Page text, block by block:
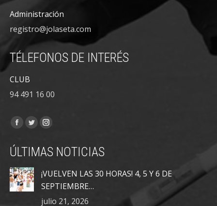
Administración
registro@jolaseta.com
TÉLEFONOS DE INTERÉS
CLUB
94 491 16 00
Encuéntranos en:
Facebook
opens
in
new
window
Twitter
opens
in
new
window
Instagram
opens
new
window
ÚLTIMAS NOTICIAS
¡VUELVEN LAS 30 HORAS! 4, 5 Y 6 DE
SEPTIEMBRE…
julio 21, 2026